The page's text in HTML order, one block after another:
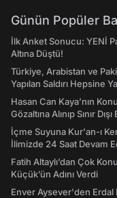
Günün Popüler
İlk Anket Sonucu: YENİ
Altına Düştü!
Türkiye, Arabistan ve
Yapılan Saldırı Hepsine
Hasan Can Kaya’nın
Gözaltına Alınıp Sınır
İçme Suyuna Kur'an-ı
İlimizde 24 Saat Devam
Fatih Altaylı’dan Çok
Küçük’ün Adını Verdi
Enver Aysever'den Erdal